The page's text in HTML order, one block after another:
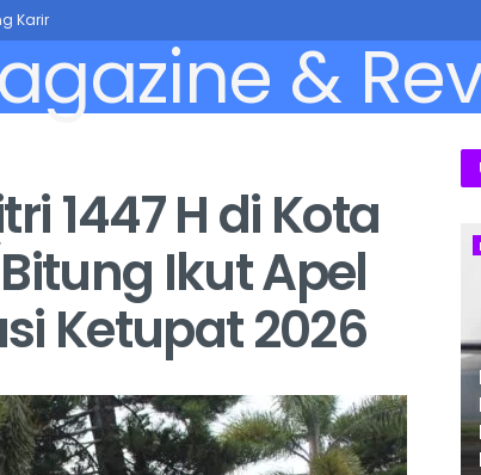
Karir
1447 H di Kota
Ikut Apel
Ketupat 2026